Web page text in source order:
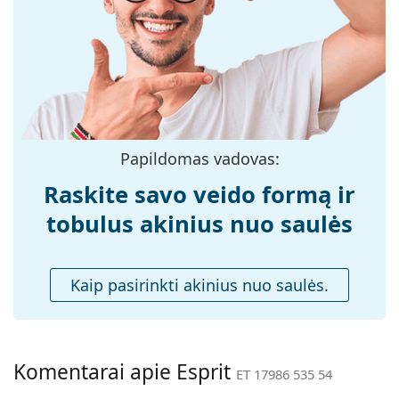
Atraskite visą mūsųsaulės akinių
asortimentą, kad
rastumėte daugiau populiarių prekių ženklų modelių.
M
135 mm
Kojelės ilgis:
140 mm
plotis:
19 mm
150 g
nosies
pagalvėlės:
Ne
Priedai
Dėklas:
Taip
Valymo šluostė:
Taip
Lytis:
Moterims
Papildomas vadovas:
Raskite savo veido formą ir
tobulus akinius nuo saulės
Kaip pasirinkti akinius nuo saulės.
Komentarai apie Esprit ET 17986 535 54